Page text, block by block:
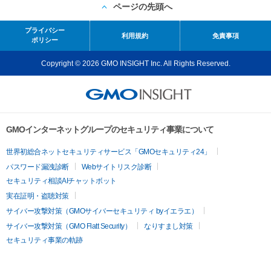
ページの先頭へ
プライバシー
ポリシー
利用規約 免責事項
Copyright © 2026 GMO INSIGHT Inc. All Rights Reserved.
GMOインターネットグループのセキュリティ事業について
世界初総合ネットセキュリティサービス「GMOセキュリティ24」
パスワード漏洩診断
Webサイトリスク診断
セキュリティ相談AIチャットボット
実在証明・盗聴対策
サイバー攻撃対策（GMOサイバーセキュリティ byイエラエ）
サイバー攻撃対策（GMO Flatt Security）
なりすまし対策
セキュリティ事業の軌跡